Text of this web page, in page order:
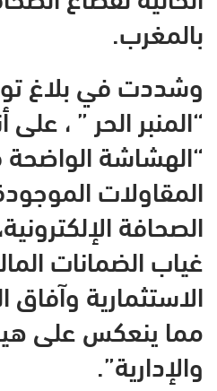
بالمغرب.
وشددت في بلاغ
“المنبر الحر ” ،
“الهشاشة
المقاولات
الصحافة
غياب الضمانات
الاستثمارية وآفاق
مما ينعكس على
والإدارية”.